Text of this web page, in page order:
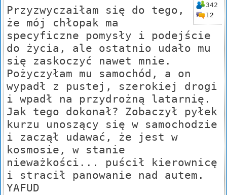
342
12
Przyzwyczaiłam się do tego,
że mój chłopak ma
specyficzne pomysły i podejście
do życia, ale ostatnio udało mu
się zaskoczyć nawet mnie.
Pożyczyłam mu samochód, a on
wypadł z pustej, szerokiej drogi
i wpadł na przydrożną latarnię.
Jak tego dokonał? Zobaczył pyłek
kurzu unoszący się w samochodzie
i zaczął udawać, że jest w
kosmosie, w stanie
nieważkości... puścił kierownicę
i stracił panowanie nad autem.
YAFUD